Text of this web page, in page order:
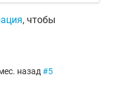
, чтобы
назад #5